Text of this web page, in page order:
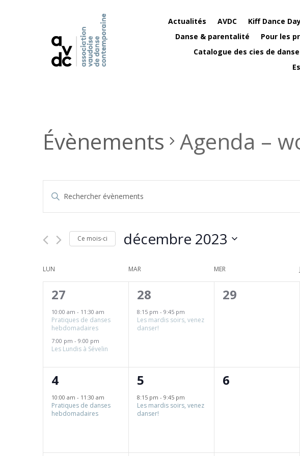
Actualités AVDC Kiff Dance
Danse & parentalité
Pour les
Catalogue des cies de
Évènements Agenda –
Recherche
et
navigation
vues
Saisir
mot-
clé.
Évènements
clé.
Ce mois-ci décembre 2023
une
Calendrier
de
Évènements
LUN MAR MER
2
évènements,
27
10:00 am - 11:30 am
Pratiques de danses
hebdomadaires
7:00 pm - 9:00 pm
Les Lundis à Sévelin
1
évènement,
28
8:15 pm - 9:45 pm
Les mardis soirs, venez
danser!
0
29
1
évènement,
4
10:00 am - 11:30 am
Pratiques de danses
hebdomadaires
1
évènement,
5
8:15 pm - 9:45 pm
Les mardis soirs, venez
danser!
0
6